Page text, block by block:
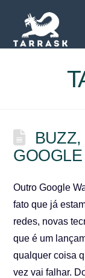
GOOGLE
Outro Google
fato que já
redes, novas
que é um
qualquer coisa
vez vai falhar.